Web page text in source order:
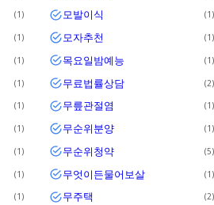
1 모발이식 1
1 모자추천 1
1 목요일밤예능 1
1 무료법률상담 2
1 무릎관절염 1
1 무순위분양 1
1 무순위청약 5
1 무엇이든물어보살 1
1 무주택 2